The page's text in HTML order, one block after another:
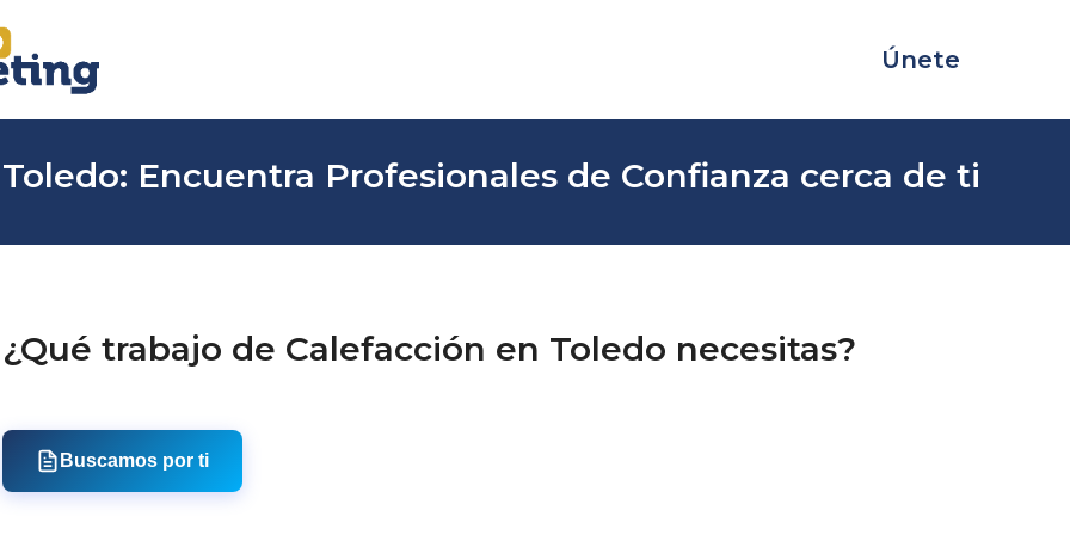
Únete
Encuentra Profesionales de Confianza cerca de ti
¿Qué trabajo de Calefacción en Toledo necesitas?
Buscamos por ti